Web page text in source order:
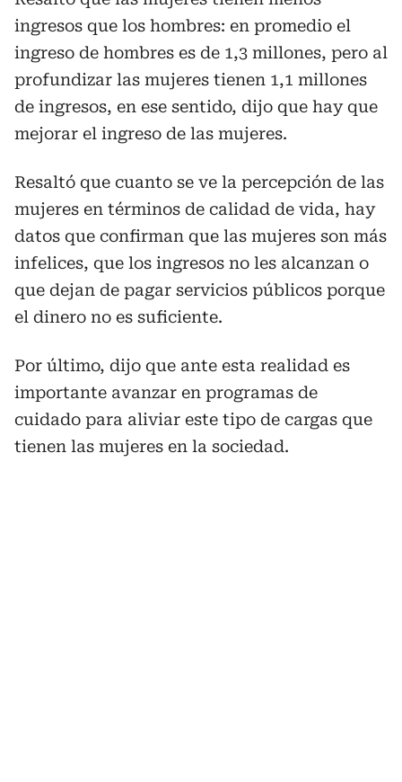
ingresos que los hombres: en promedio el
ingreso de hombres es de 1,3 millones, pero al
profundizar las mujeres tienen 1,1 millones
de ingresos, en ese sentido, dijo que hay que
mejorar el ingreso de las mujeres.
Resaltó que cuanto se ve la percepción de las
mujeres en términos de calidad de vida, hay
datos que confirman que las mujeres son más
infelices, que los ingresos no les alcanzan o
que dejan de pagar servicios públicos porque
el dinero no es suficiente.
Por último, dijo que ante esta realidad es
importante avanzar en programas de
cuidado para aliviar este tipo de cargas que
tienen las mujeres en la sociedad.